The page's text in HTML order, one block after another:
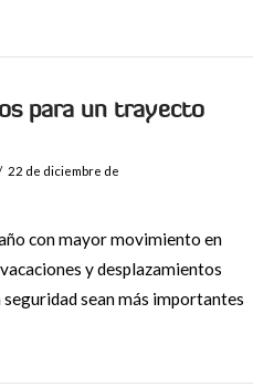
para un trayecto
22 de diciembre de
con mayor movimiento en
y desplazamientos
sean más importantes